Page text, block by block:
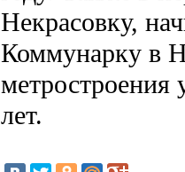
Некрасовку,
Коммунарку в
метростроения
лет.